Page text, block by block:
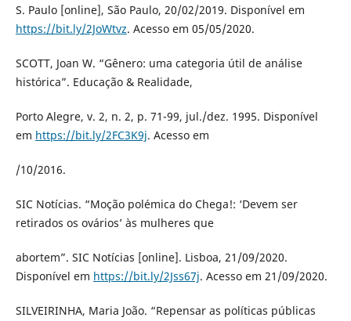
S. Paulo [online], São Paulo, 20/02/2019. Disponível em
https://bit.ly/2JoWtvz. Acesso em 05/05/2020.
SCOTT, Joan W. “Gênero: uma categoria útil de análise
histórica”. Educação & Realidade,
Porto Alegre, v. 2, n. 2, p. 71-99, jul./dez. 1995. Disponível
em https://bit.ly/2FC3K9j. Acesso em
/10/2016.
SIC Notícias. “Moção polémica do Chega!: ‘Devem ser
retirados os ovários’ às mulheres que
abortem”. SIC Notícias [online]. Lisboa, 21/09/2020.
Disponível em https://bit.ly/2Jss67j. Acesso em 21/09/2020.
SILVEIRINHA, Maria João. “Repensar as políticas públicas